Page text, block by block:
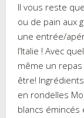
Il vous reste
ou de pain aux
une entrée/
l’Italie ! Avec
même un
être!
en rondelles
blancs